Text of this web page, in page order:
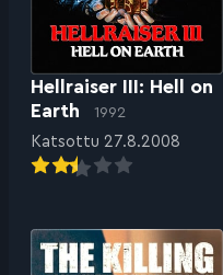
Hellraiser III: Hell on
Earth
1992
Katsottu 27.8.2008